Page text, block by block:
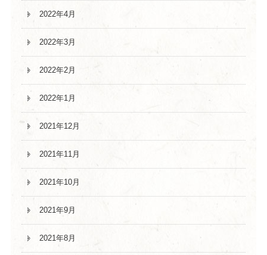
2022年4月
2022年3月
2022年2月
2022年1月
2021年12月
2021年11月
2021年10月
2021年9月
2021年8月